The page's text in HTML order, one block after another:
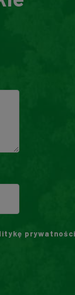
prywatności